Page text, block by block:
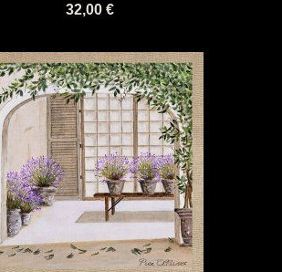
32,00 €